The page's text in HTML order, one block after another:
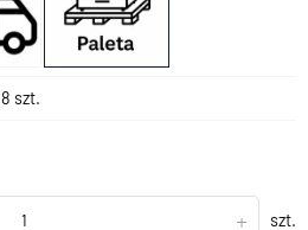
8 szt.
+ szt.